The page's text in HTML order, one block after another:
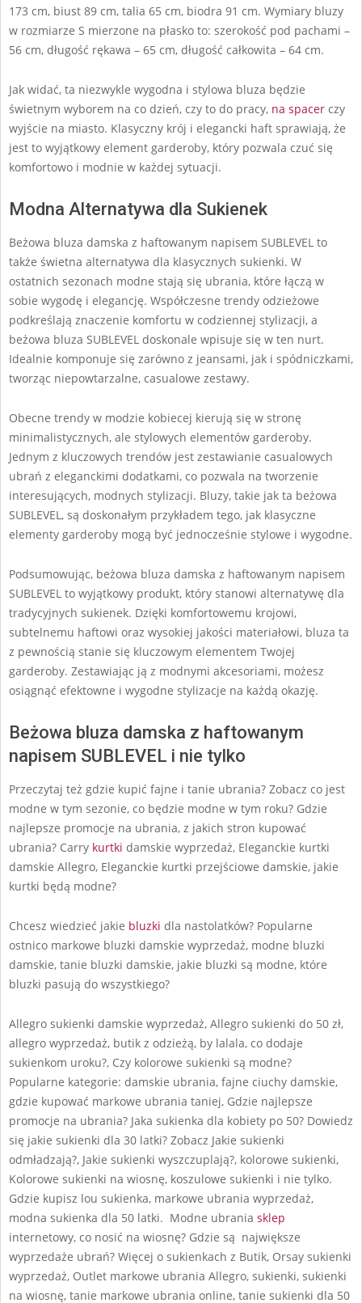
173 cm, biust 89 cm, talia 65 cm, biodra 91 cm. Wymiary bluzy
w rozmiarze S mierzone na płasko to: szerokość pod pachami –
56 cm, długość rękawa – 65 cm, długość całkowita – 64 cm.
Jak widać, ta niezwykle wygodna i stylowa bluza będzie
świetnym wyborem na co dzień, czy to do pracy, na spacer czy
wyjście na miasto. Klasyczny krój i elegancki haft sprawiają, że
jest to wyjątkowy element garderoby, który pozwala czuć się
komfortowo i modnie w każdej sytuacji.
Modna Alternatywa dla Sukienek
Beżowa bluza damska z haftowanym napisem SUBLEVEL to
także świetna alternatywa dla klasycznych sukienki. W
ostatnich sezonach modne stają się ubrania, które łączą w
sobie wygodę i elegancję. Współczesne trendy odzieżowe
podkreślają znaczenie komfortu w codziennej stylizacji, a
beżowa bluza SUBLEVEL doskonale wpisuje się w ten nurt.
Idealnie komponuje się zarówno z jeansami, jak i spódniczkami,
tworząc niepowtarzalne, casualowe zestawy.
Obecne trendy w modzie kobiecej kierują się w stronę
minimalistycznych, ale stylowych elementów garderoby.
Jednym z kluczowych trendów jest zestawianie casualowych
ubrań z eleganckimi dodatkami, co pozwala na tworzenie
interesujących, modnych stylizacji. Bluzy, takie jak ta beżowa
SUBLEVEL, są doskonałym przykładem tego, jak klasyczne
elementy garderoby mogą być jednocześnie stylowe i wygodne.
Podsumowując, beżowa bluza damska z haftowanym napisem
SUBLEVEL to wyjątkowy produkt, który stanowi alternatywę dla
tradycyjnych sukienek. Dzięki komfortowemu krojowi,
subtelnemu haftowi oraz wysokiej jakości materiałowi, bluza ta
z pewnością stanie się kluczowym elementem Twojej
garderoby. Zestawiając ją z modnymi akcesoriami, możesz
osiągnąć efektowne i wygodne stylizacje na każdą okazję.
Beżowa bluza damska z haftowanym
napisem SUBLEVEL i nie tylko
Przeczytaj też gdzie kupić fajne i tanie ubrania? Zobacz co jest
modne w tym sezonie, co będzie modne w tym roku? Gdzie
najlepsze promocje na ubrania, z jakich stron kupować
ubrania? Carry kurtki damskie wyprzedaż, Eleganckie kurtki
damskie Allegro, Eleganckie kurtki przejściowe damskie, jakie
kurtki będą modne?
Chcesz wiedzieć jakie bluzki dla nastolatków? Popularne
ostnico markowe bluzki damskie wyprzedaż, modne bluzki
damskie, tanie bluzki damskie, jakie bluzki są modne, które
bluzki pasują do wszystkiego?
Allegro sukienki damskie wyprzedaż, Allegro sukienki do 50 zł,
allegro wyprzedaż, butik z odzieżą, by lalala, co dodaje
sukienkom uroku?, Czy kolorowe sukienki są modne?
Popularne kategorie: damskie ubrania, fajne ciuchy damskie,
gdzie kupować markowe ubrania taniej, Gdzie najlepsze
promocje na ubrania? Jaka sukienka dla kobiety po 50? Dowiedz
się jakie sukienki dla 30 latki? Zobacz Jakie sukienki
odmładzają?, Jakie sukienki wyszczuplają?, kolorowe sukienki,
Kolorowe sukienki na wiosnę, koszulowe sukienki i nie tylko.
Gdzie kupisz lou sukienka, markowe ubrania wyprzedaż,
modna sukienka dla 50 latki. Modne ubrania sklep
internetowy, co nosić na wiosnę? Gdzie są największe
wyprzedaże ubrań? Więcej o sukienkach z Butik, Orsay sukienki
wyprzedaż, Outlet markowe ubrania Allegro, sukienki, sukienki
na wiosnę, tanie markowe ubrania online, tanie sukienki dla 50